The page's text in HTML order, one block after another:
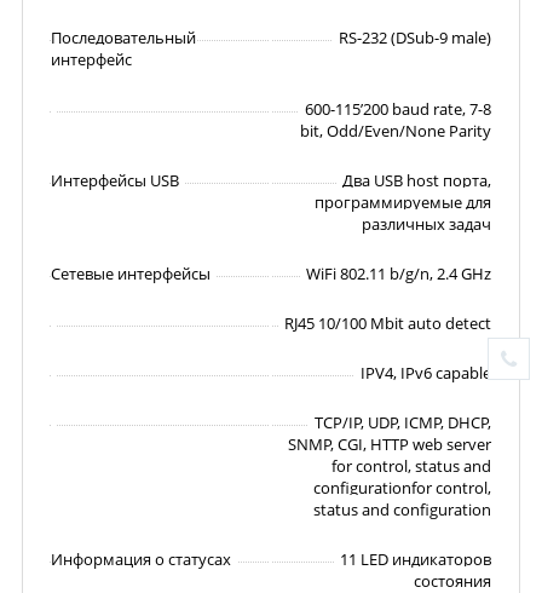
Последовательный
интерфейс
RS-232 (DSub-9 male)
600-115’200 baud rate, 7-8
bit, Odd/Even/None Parity
Интерфейсы USB
Два USB host порта,
программируемые для
различных задач
Сетевые интерфейсы WiFi 802.11 b/g/n, 2.4 GHz
RJ45 10/100 Mbit auto detect
IPV4, IPv6 capable
TCP/IP, UDP, ICMP, DHCP,
SNMP, CGI, HTTP web server
for control, status and
configurationfor control,
status and configuration
Информация о статусах
11 LED индикаторов
состояния